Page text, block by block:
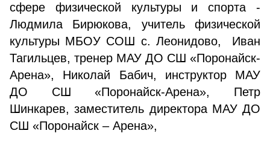
сфере физической культуры и спорта -
Людмила Бирюкова, учитель физической
культуры МБОУ СОШ с. Леонидово, Иван
Тагильцев, тренер МАУ ДО СШ «Поронайск-
Арена», Николай Бабич, инструктор МАУ
ДО СШ «Поронайск-Арена», Петр
Шинкарев, заместитель директора МАУ ДО
СШ «Поронайск – Арена»,